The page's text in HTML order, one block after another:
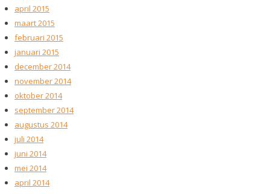
april 2015
maart 2015
februari 2015
januari 2015
december 2014
november 2014
oktober 2014
september 2014
augustus 2014
juli 2014
juni 2014
mei 2014
april 2014